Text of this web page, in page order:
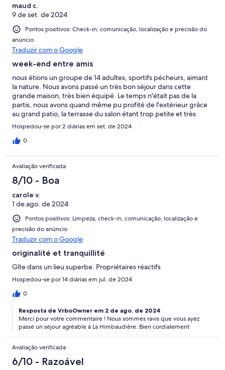
maud c.
9 de set. de 2024
Pontos positivos: Check-in, comunicação, localização e precisão do
anúncio
Traduzir com o Google
week-end entre amis
nous étions un groupe de 14 adultes, sportifs pécheurs, aimant
la nature. Nous avons passé un très bon séjour dans cette
grande maison, très bien équipé. Le temps n'était pas de la
partis, nous avons quand même pu profité de l'extérieur grâce
au grand patio, la terrasse du salon étant trop petite et très
abimé. Dommage qu'il n'y avait pas de chemin de randonnées
autour de la maison, nous avons fait une promenade sur la route,
cadre très agréable et au calme. Néanmoins faire attention au
trés bon séjour
Hospedou-se por 2 diárias em set. de 2024
0
Avaliação verificada
8/10 - Boa
carole v.
1 de ago. de 2024
Pontos positivos: Limpeza, check-in, comunicação, localização e
precisão do anúncio
Traduzir com o Google
originalité et tranquillité
Gîte dans un lieu superbe. Propriétaires réactifs
Hospedou-se por 14 diárias em jul. de 2024
0
Resposta de VrboOwner em 2 de ago. de 2024
Merci pour votre commentaire ! Nous sommes ravis que vous ayez
passé un séjour agréable à La Himbaudière. Bien cordialement
Avaliação verificada
6/10 - Razoável